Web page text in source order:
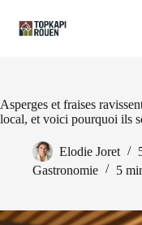
contenu
Asperges et fraises
local, et voici pourquoi ils
Elodie Joret
Gastronomie
5